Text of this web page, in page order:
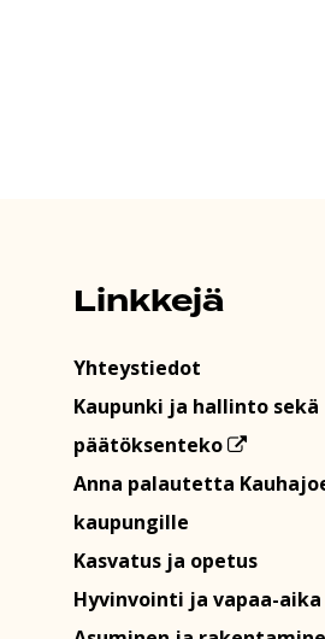
Linkkejä
Yhteystiedot
Kaupunki ja hallinto sekä
päätöksenteko
Anna palautetta
kaupungille
Kasvatus ja opetus
Hyvinvointi ja vapaa-aika